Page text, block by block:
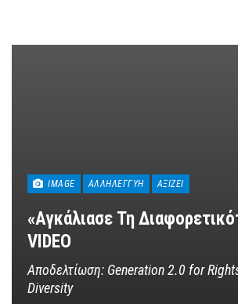
IMAGE ΑΛΛΗΛΕΓΓΎΗ ΑΞΊΖΕΙ
«Αγκάλιασε Τη
VIDEO
Αποδελτίωση: Generation 2.0 for
Diversity